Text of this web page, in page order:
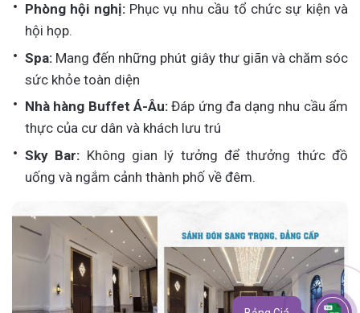
Phòng hội nghị: Phục vụ nhu cầu tổ chức sự kiện và
hội họp.
Spa: Mang đến những phút giây thư giãn và chăm sóc
sức khỏe toàn diện
Nhà hàng Buffet Á-Âu:Đáp ứng đa dạng nhu cầu ẩm
thực của cư dân và khách lưu trú
Sky Bar: Không gian lý tưởng để thưởng thức đồ
uống và ngắm cảnh thành phố về đêm.